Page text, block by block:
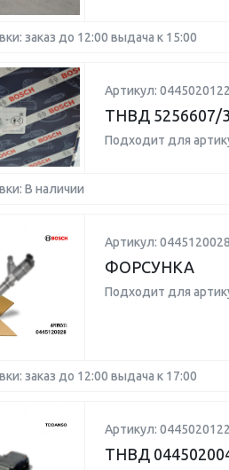
заказ до 12:00 выдача к 15:00
Артикул: 0445020122
ТНВД 5256607/
Подходит для
В наличии
Артикул: 0445120028
ФОРСУНКА
Подходит для
заказ до 12:00 выдача к 17:00
Артикул: 0445020122
ТНВД